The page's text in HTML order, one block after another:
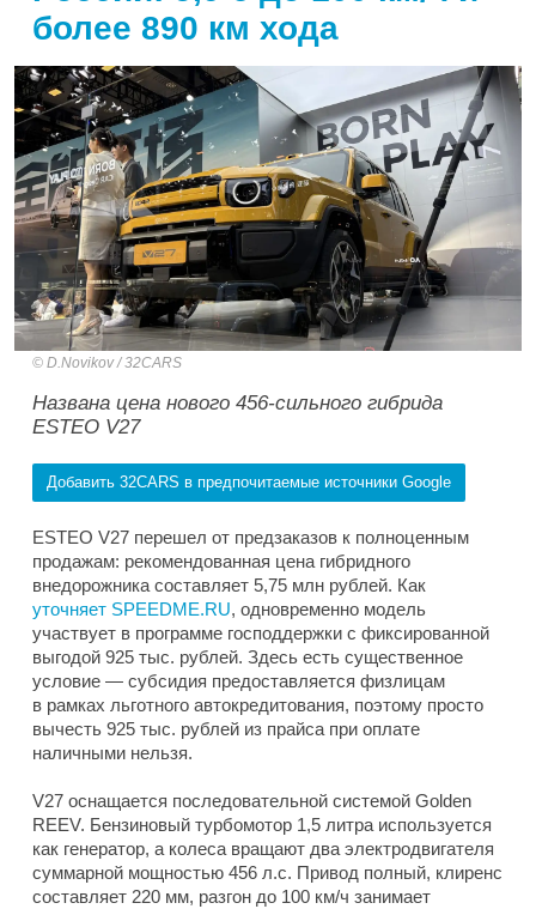
более 890 км хода
D.Novikov / 32CARS
Названа цена нового 456-сильного гибрида
ESTEO V27
Добавить 32CARS в предпочитаемые источники Google
ESTEO V27 перешел от предзаказов к полноценным
продажам: рекомендованная цена гибридного
внедорожника составляет 5,75 млн рублей. Как
уточняет SPEEDME.RU, одновременно модель
участвует в программе господдержки с фиксированной
выгодой 925 тыс. рублей. Здесь есть существенное
условие — субсидия предоставляется физлицам
в рамках льготного автокредитования, поэтому просто
вычесть 925 тыс. рублей из прайса при оплате
наличными нельзя.
V27 оснащается последовательной системой Golden
REEV. Бензиновый турбомотор 1,5 литра используется
как генератор, а колеса вращают два электродвигателя
суммарной мощностью 456 л.с. Привод полный, клиренс
составляет 220 мм, разгон до 100 км/ч занимает